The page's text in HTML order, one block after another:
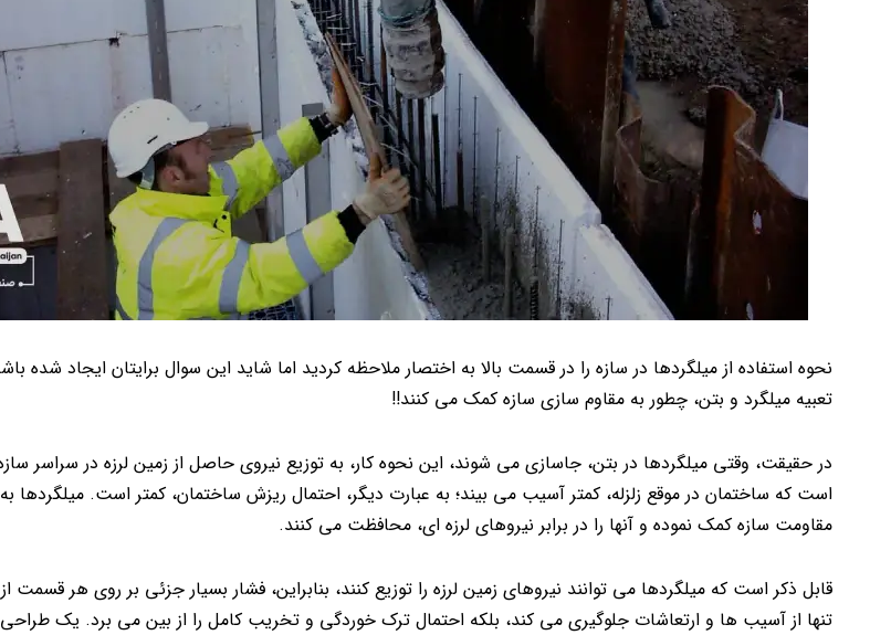
نحوه استفاده از میلگردها در سازه را در قسمت بالا به اختصار ملاحظه کردید اما شاید این سوال برایتان ایجاد
تعبیه میلگرد و بتن، چطور به مقاوم سازی سازه کمک می کنند!!
در حقیقت، وقتی میلگردها در بتن، جاسازی می شوند، این نحوه کار، به توزیع نیروی حاصل از زمین لرزه در سراسر
است که ساختمان در موقع زلزله، کمتر آسیب می بیند؛ به عبارت دیگر، احتمال ریزش ساختمان، کمتر است. میلگردها
مقاومت سازه کمک نموده و آنها را در برابر نیروهای لرزه ای، محافظت می کنند.
قابل ذکر است که میلگردها می توانند نیروهای زمین لرزه را توزیع کنند، بنابراین، فشار بسیار جزئی بر روی هر قسمت
تنها از آسیب ها و ارتعاشات جلوگیری می کند، بلکه احتمال ترک خوردگی و تخریب کامل را از بین می برد. یک